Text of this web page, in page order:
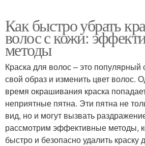
Как быстро убрать
волос с кожи:
методы
Краска для волос – это популярный
свой образ и изменить цвет волос.
время окрашивания краска
неприятные пятна. Эти пятна не
вид, но и могут вызвать
рассмотрим эффективные методы,
быстро и безопасно удалить краску